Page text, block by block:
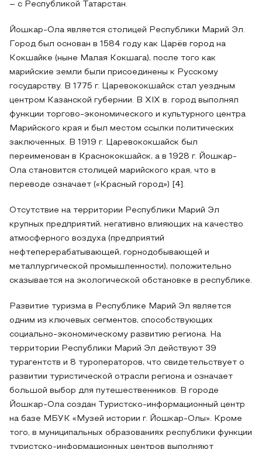
– с Республикой Татарстан.
Йошкар-Ола является столицей Республики Марий Эл.
Город был основан в 1584 году как Царёв город на
Кокшайке (ныне Малая Кокшага), после того как
марийские земли были присоединены к Русскому
государству. В 1775 г. Царевококшайск стал уездным
центром Казанской губернии. В XIX в. город выполнял
функции торгово-экономического и культурного центра
Марийского края и был местом ссылки политических
заключенных. В 1919 г. Царевококшайск был
переименован в Краснококшайск, а в 1928 г. Йошкар-
Ола становится столицей марийского края, что в
переводе означает («Красный город») [4].
Отсутствие на территории Республики Марий Эл
крупных предприятий, негативно влияющих на качество
атмосферного воздуха (предприятий
нефтеперерабатывающей, горнодобывающей и
металлургической промышленности), положительно
сказывается на экологической обстановке в республике.
Развитие туризма в Республике Марий Эл является
одним из ключевых сегментов, способствующих
социально-экономическому развитию региона. На
территории Республики Марий Эл действуют 39
турагентств и 8 туроператоров, что свидетельствует о
развитии туристической отрасли региона и означает
большой выбор для путешественников. В городе
Йошкар-Ола создан Туристско-информационный центр
на базе МБУК «Музей истории г. Йошкар-Олы». Кроме
того, в муниципальных образованиях республики функции
туристско-информационных центров выполняют